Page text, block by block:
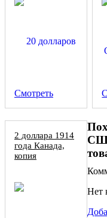
Смотреть
2 доллара 1914
года Канада,
копия
Нет